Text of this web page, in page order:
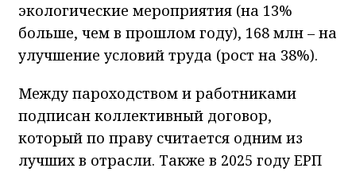
экологические мероприятия (на 13%
больше, чем в прошлом году), 168 млн – на
улучшение условий труда (рост на 38%).
Между пароходством и работниками
подписан коллективный договор,
который по праву считается одним из
лучших в отрасли. Также в 2025 году ЕРП